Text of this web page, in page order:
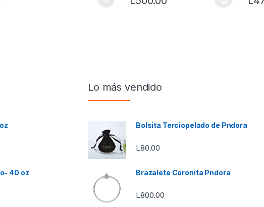
Las opciones se pueden elegir en la página de producto
Este producto tiene múltiples variantes.
40 oz
Lo más vendido
Bolsita Terciopelado de Pndora
L80.00
Brazalete Coronita Pndora
L800.00